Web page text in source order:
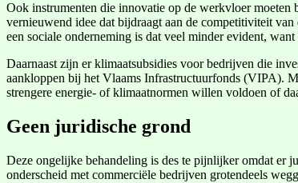
Ook instrumenten die innovatie op de werkvloer
vernieuwend idee dat bijdraagt aan de competitiviteit
een sociale onderneming is dat veel minder evident,
Daarnaast zijn er klimaatsubsidies voor bedrijven die
aankloppen bij het Vlaams Infrastructuurfonds (VIPA).
strengere energie- of klimaatnormen willen voldoen of
Geen juridische grond
Deze ongelijke behandeling is des te pijnlijker omdat er
onderscheid met commerciële bedrijven grotendeels